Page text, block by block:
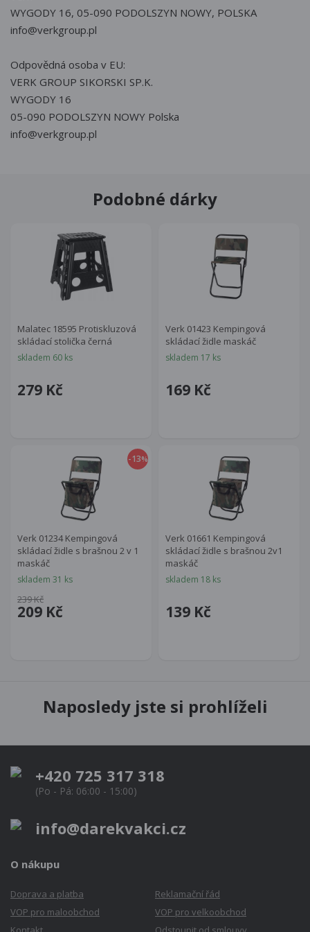
WYGODY 16, 05-090 PODOLSZYN NOWY, POLSKA
info@verkgroup.pl
Odpovědná osoba v EU:
VERK GROUP SIKORSKI SP.K.
WYGODY 16
05-090 PODOLSZYN NOWY Polska
info@verkgroup.pl
Podobné dárky
Malatec 18595 Protiskluzová
skládací stolička černá
skladem 60 ks
279 Kč
Verk 01423 Kempingová
skládací židle maskáč
skladem 17 ks
169 Kč
-13%
Verk 01234 Kempingová
skládací židle s brašnou 2 v 1
maskáč
skladem 31 ks
209 Kč
239 Kč
Verk 01661 Kempingová
skládací židle s brašnou 2v1
maskáč
skladem 18 ks
139 Kč
Naposledy jste si prohlíželi
+420 725 317 318
(Po - Pá: 06:00 - 15:00)
info@darekvakci.cz
O nákupu
Doprava a platba
Reklamační řád
VOP pro maloobchod
VOP pro velkoobchod